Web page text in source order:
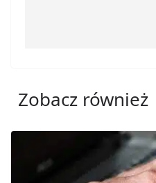
Zobacz również